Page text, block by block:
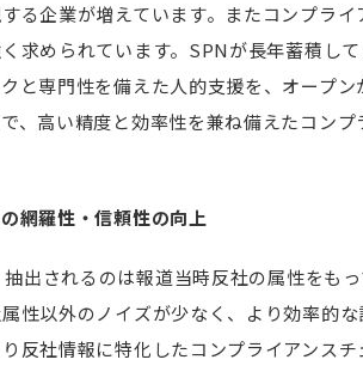
る企業が増えています。またコンプラ
求められています。SPNが長年蓄積し
と専門性を備えた人的支援を、オープ
、高い精度と効率性を兼ね備えたコン
網羅性・信頼性の向上
出されるのは報道当時反社の属性をも
性以外のノイズが少なく、より効率的
反社情報に特化したコンプライアンスチ